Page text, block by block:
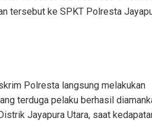
tersebut ke SPKT Polresta
Polresta langsung melakukan
terduga pelaku berhasil
Jayapura Utara, saat